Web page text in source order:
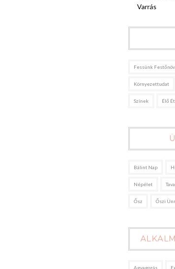
Varrás
Fessünk
Környezettudat
Színek Élő
Bálint Nap
Népélet
Ősz Őszi
Agyagozás